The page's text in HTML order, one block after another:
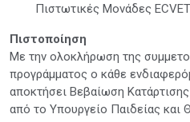
Πιστωτικές Μονάδες ECVET
Πιστοποίηση
Με την ολοκλήρωση της
προγράμματος ο κάθε
αποκτήσει Βεβαίωση
από το Υπουργείο Παιδείας και